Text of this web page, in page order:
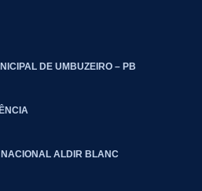
DE UMBUZEIRO – PB
ALDIR BLANC